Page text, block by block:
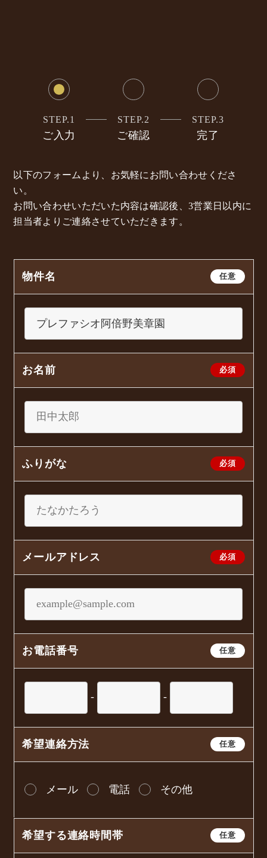
STEP.1
ご入力
STEP.2
ご確認
STEP.3
完了
以下のフォームより、お気軽にお問い合わせくださ
い。
お問い合わせいただいた内容は確認後、3営業日以内に
担当者よりご連絡させていただきます。
任意
物件名
必須
お名前
必須
ふりがな
必須
メールアドレス
任意
お電話番号
- -
任意
希望連絡方法
メール 電話 その他
任意
希望する連絡時間帯